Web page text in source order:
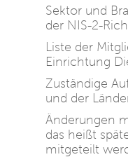
Sektor und
der NIS-2-
Liste der
Einrichtung
Zuständige
und der
Änderungen
das heißt
mitgeteilt